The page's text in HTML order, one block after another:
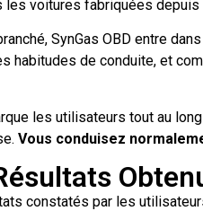
les voitures fabriquées
SynGas OBD entre
habitudes de conduite, et
les utilisateurs tout au
Vous conduisez
constatés par les